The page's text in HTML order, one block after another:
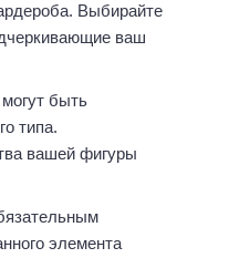
Выбирайте
ваш
быть
типа.
вашей фигуры
элемента